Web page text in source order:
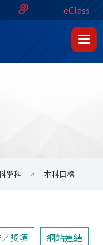
eClass
學科 > 本科目標
獎項 網站連結